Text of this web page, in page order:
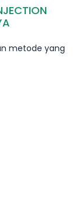
metode yang